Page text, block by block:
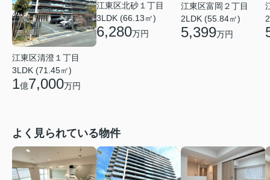
江東区清澄１丁目
3LDK (71.45㎡)
1億7,000万円
江東区北砂１丁目
3LDK (66.13㎡)
6,280万円
江東区富岡２丁目
2LDK (55.84㎡)
5,399万円
よく見られている物件